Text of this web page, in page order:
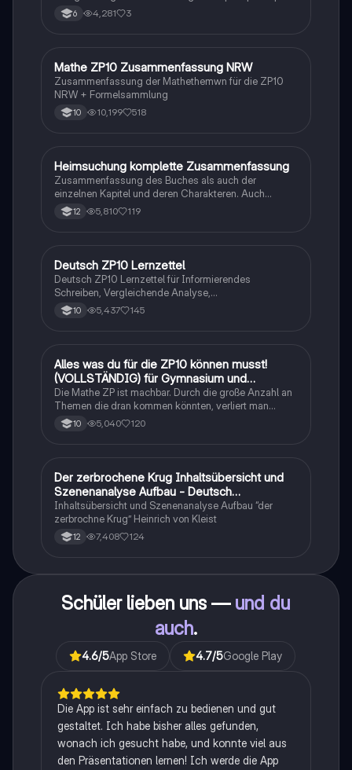
6 4,281 3
Mathe
Mathe ZP10 Zusammenfassung NRW
Zusammenfassung der Mathethemwn für die ZP10
NRW + Formelsammlung
10 10,199 518
Deutsch
Heimsuchung komplette Zusammenfassung
Zusammenfassung des Buches als auch der
einzelnen Kapitel und deren Charakteren. Auch
tabellarisch. Im Unterricht ohne KI erstellt
12 5,810 119
Deutsch
Deutsch ZP10 Lernzettel
Deutsch ZP10 Lernzettel für Informierendes
Schreiben, Vergleichende Analyse,
Sachtexte/Roman/Gedicht..
10 5,437 145
Mathe
Alles was du für die ZP10 können musst!
(VOLLSTÄNDIG) für Gymnasium und
Realschule
Die Mathe ZP ist machbar. Durch die große Anzahl an
Themen die dran kommen könnten, verliert man
schnell den Überblick. Also habe ich von den kleinsten
Themen bis hin zu den größten alles
10 5,040 120
Deutsch
Der zerbrochene Krug Inhaltsübersicht und
Szenenanalyse Aufbau - Deutsch
Q1/Q2/Abitur
Inhaltsübersicht und Szenenanalyse Aufbau “der
zerbrochne Krug” Heinrich von Kleist
12 7,408 124
Schüler lieben uns — und du
auch.
4.6/5App Store 4.7/5Google Play
Die App ist sehr einfach zu bedienen und gut
gestaltet. Ich habe bisher alles gefunden,
wonach ich gesucht habe, und konnte viel aus
den Präsentationen lernen! Ich werde die App